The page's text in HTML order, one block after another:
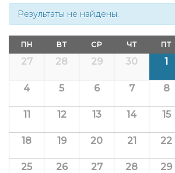
Результаты не найдены.
Calendar
of
Мероприятия
Calendar
Мероприятия
ПН ВТ СР ЧТ ПТ
27 28 29 30 1
4 5 6 7 8
11 12 13 14 15
18 19 20 21 22
25 26 27 28 29